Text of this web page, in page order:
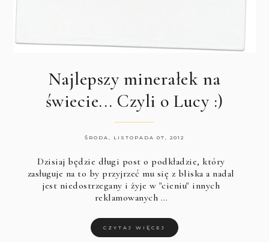
Najlepszy minerałek na
świecie... Czyli o Lucy :)
ŚRODA, LISTOPADA 07, 2012
Dzisiaj będzie długi post o podkładzie, który
zasługuje na to by przyjrzeć mu się z bliska a nadal
jest niedostrzegany i żyje w "cieniu" innych
reklamowanych …
CZYTAJ WIĘCEJ